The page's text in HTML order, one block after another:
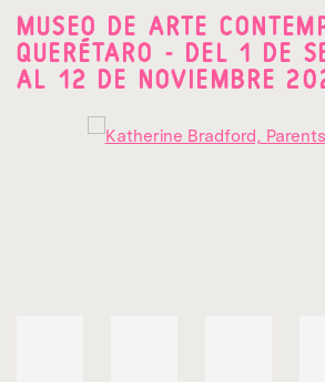
MUSEO DE ARTE
QUERÉTARO - DEL 1 DE
AL 12 DE NOVIEMBRE
Open a larger version of the following